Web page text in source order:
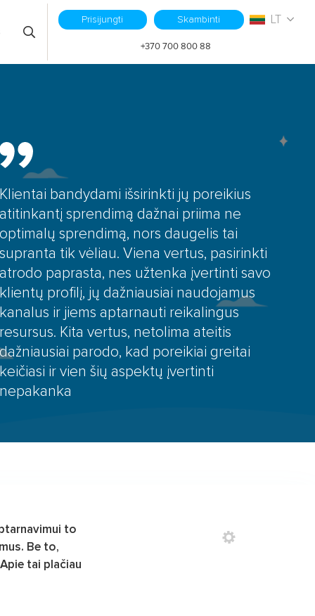
Prisijungti Skambinti LT
+370 700 800 88
Klientai bandydami išsirinkti jų poreikius
atitinkantį sprendimą dažnai priima ne
optimalų sprendimą, nors daugelis tai
supranta tik vėliau. Viena vertus, pasirinkti
atrodo paprasta, nes užtenka įvertinti savo
klientų profilį, jų dažniausiai naudojamus
kanalus ir jiems aptarnauti reikalingus
resursus. Kita vertus, netolima ateitis
dažniausiai parodo, kad poreikiai greitai
keičiasi ir vien šių aspektų įvertinti
nepakanka
to
Be to,
tai plačiau